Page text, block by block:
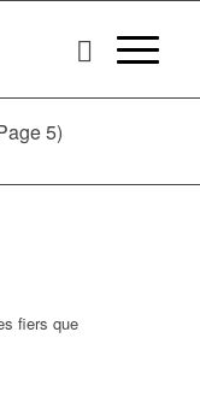
5)
fiers que